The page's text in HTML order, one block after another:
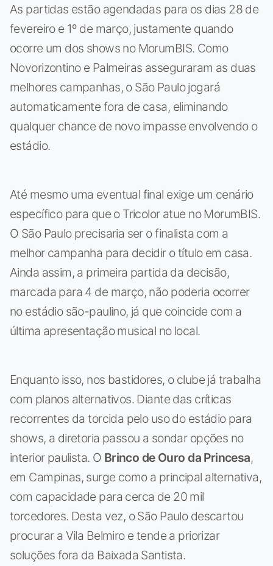
As partidas estão agendadas para os dias 28 de
fevereiro e 1º de março, justamente quando
ocorre um dos shows no MorumBIS. Como
Novorizontino e Palmeiras asseguraram as duas
melhores campanhas, o São Paulo jogará
automaticamente fora de casa, eliminando
qualquer chance de novo impasse envolvendo o
estádio.
Até mesmo uma eventual final exige um cenário
específico para que o Tricolor atue no MorumBIS.
O São Paulo precisaria ser o finalista com a
melhor campanha para decidir o título em casa.
Ainda assim, a primeira partida da decisão,
marcada para 4 de março, não poderia ocorrer
no estádio são-paulino, já que coincide com a
última apresentação musical no local.
Enquanto isso, nos bastidores, o clube já trabalha
com planos alternativos. Diante das críticas
recorrentes da torcida pelo uso do estádio para
shows, a diretoria passou a sondar opções no
interior paulista. O Brinco de Ouro da Princesa,
em Campinas, surge como a principal alternativa,
com capacidade para cerca de 20 mil
torcedores. Desta vez, o São Paulo descartou
procurar a Vila Belmiro e tende a priorizar
soluções fora da Baixada Santista.